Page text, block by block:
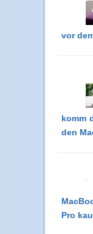
vor
komm
den
Pro